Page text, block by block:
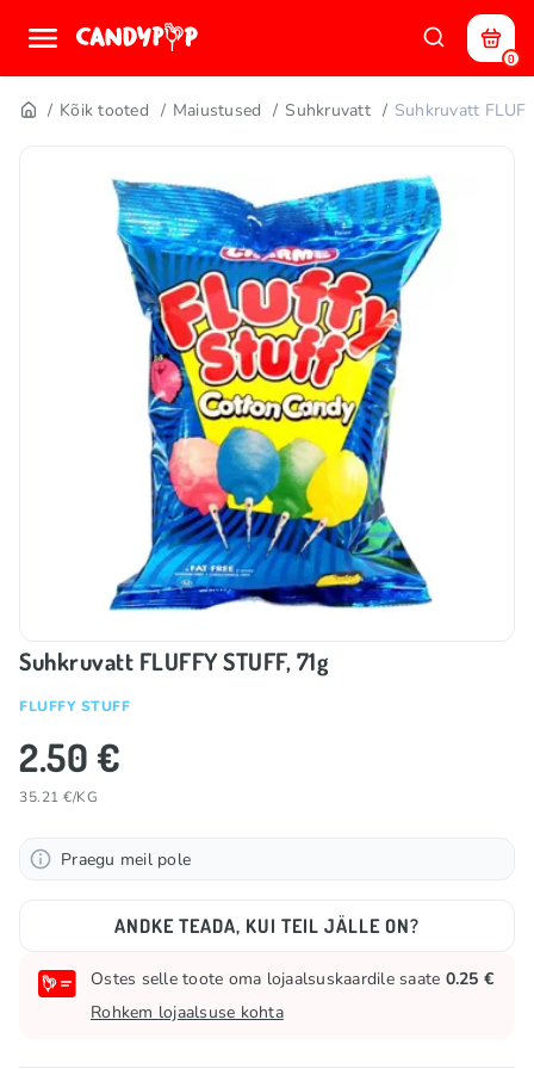
0
Kõik tooted Maiustused Suhkruvatt Suhkruvatt
Suhkruvatt FLUFFY STUFF, 71g
FLUFFY STUFF
2.50 €
35.21 €/KG
Praegu meil pole
ANDKE TEADA, KUI TEIL JÄLLE ON?
Ostes selle toote oma lojaalsuskaardile saate 0.25 €
Rohkem lojaalsuse kohta